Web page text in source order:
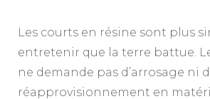
Les courts en résine sont plus
entretenir que la terre battue.
ne demande pas d’arrosage ni
réapprovisionnement en